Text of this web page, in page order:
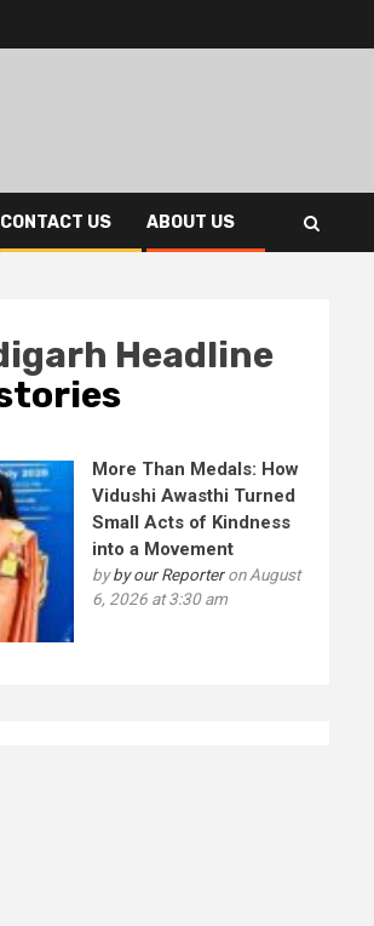
CONTACT US ABOUT US
Headline
More Than Medals: How
Vidushi Awasthi Turned
Small Acts of Kindness
into a Movement
byby our Reporteron August
6, 2026 at 3:30 am